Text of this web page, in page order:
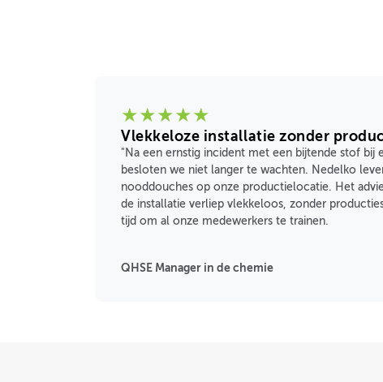
★★★★★
Vlekkeloze installatie zonder
"Na een ernstig incident met een bijtende stof bij
besloten we niet langer te wachten. Nedelko
nooddouches op onze productielocatie. Het
de installatie verliep vlekkeloos, zonder
tijd om al onze medewerkers te trainen.
QHSE Manager in de chemie